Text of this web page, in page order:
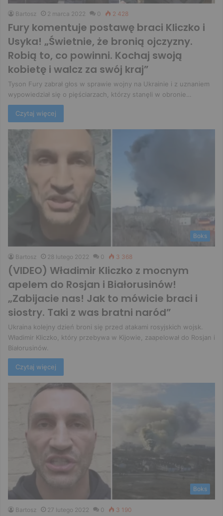
Bartosz 2 marca 2022 0 2 428
Fury komentuje postawę braci Kliczko i
Usyka! „Świetnie, że bronią ojczyzny.
Robią to, co powinni. Kochaj swoją
kobietę i walcz za swój kraj”
Tyson Fury zabrał głos w sprawie wojny na Ukrainie i z uznaniem
wypowiedział się o pięściarzach, którzy stanęli w obronie…
Czytaj więcej
Boks
Bartosz 28 lutego 2022 0 3 368
(VIDEO) Władimir Kliczko z mocnym
apelem do Rosjan i Białorusinów!
„Zabijacie nas! Jak to mówicie braci i
siostry. Taki z was bratni naród”
Ukraina kolejny dzień broni się przed atakami rosyjskich wojsk.
Władimir Kliczko, który przebywa w Kijowie, zaapelował do Rosjan i
Białorusinów.
Czytaj więcej
Boks
Bartosz 27 lutego 2022 0 3 190